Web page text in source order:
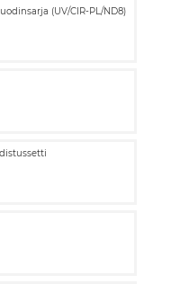
(UV/CIR-PL/ND8)